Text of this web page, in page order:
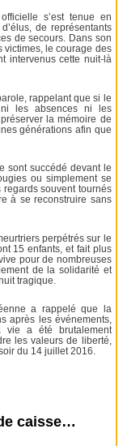
s’est tenue en
de représentants
de secours. Dans son
victimes, le courage des
intervenus cette nuit-là
rappelant que si le
ni les absences ni les
la mémoire de
générations afin que
sont succédé devant le
ou simplement se
souvent tournés
à se reconstruire sans
perpétrés sur le
15 enfants, et fait plus
pour de nombreuses
de la solidarité et
tragique.
a rappelé que la
après les événements,
vie a été brutalement
les valeurs de liberté,
du 14 juillet 2016.
caisse…